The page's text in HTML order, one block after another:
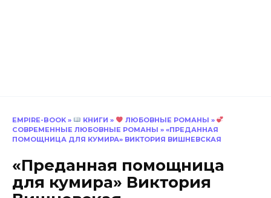
EMPIRE-BOOK » КНИГИ » ЛЮБОВНЫЕ РОМАНЫ »
СОВРЕМЕННЫЕ ЛЮБОВНЫЕ РОМАНЫ » «ПРЕДАННАЯ
ПОМОЩНИЦА ДЛЯ КУМИРА» ВИКТОРИЯ ВИШНЕВСКАЯ
«Преданная помощница
для кумира» Виктория